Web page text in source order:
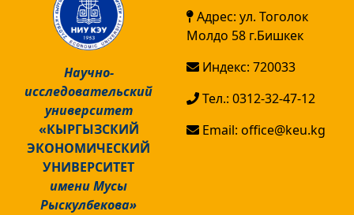
Научно-
исследовательский
университет
«КЫРГЫЗСКИЙ
ЭКОНОМИЧЕСКИЙ
УНИВЕРСИТЕТ
имени Мусы
Рыскулбекова»
Адрес: ул. Тоголок
Молдо 58 г.Бишкек
Индекс: 720033
Тел.: 0312-32-47-12
Email: office@keu.kg